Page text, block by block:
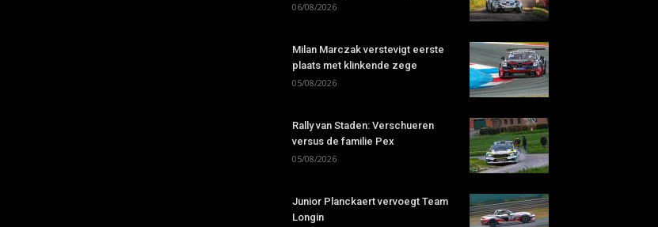
06/08/2026
Milan Marczak verstevigt eerste
plaats met klinkende zege
05/08/2026
Rally van Staden: Verschueren
versus de familie Pex
05/08/2026
Junior Planckaert vervoegt Team
Longin